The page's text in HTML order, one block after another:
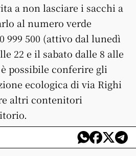
a non lasciare i sacchi a
al numero verde
999 500 (attivo dal lunedì
22 e il sabato dalle 8 alle
possibile conferire gli
ecologica di via Righi
altri contenitori